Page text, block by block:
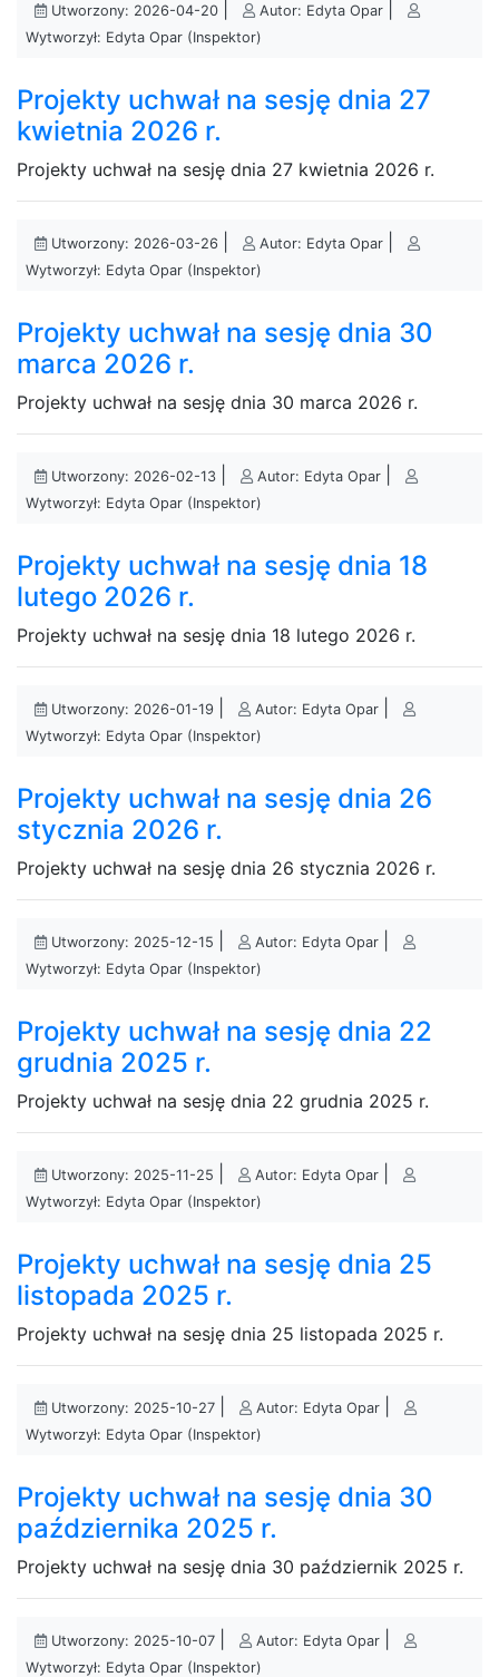
Utworzony: 2026-04-20 Autor: Edyta Opar
Wytworzył: Edyta Opar (Inspektor)
Projekty uchwał na sesję dnia 27
kwietnia 2026 r.
Projekty uchwał na sesję dnia 27 kwietnia 2026 r.
Utworzony: 2026-03-26 Autor: Edyta Opar
Wytworzył: Edyta Opar (Inspektor)
Projekty uchwał na sesję dnia 30
marca 2026 r.
Projekty uchwał na sesję dnia 30 marca 2026 r.
Utworzony: 2026-02-13 Autor: Edyta Opar
Wytworzył: Edyta Opar (Inspektor)
Projekty uchwał na sesję dnia 18
lutego 2026 r.
Projekty uchwał na sesję dnia 18 lutego 2026 r.
Utworzony: 2026-01-19 Autor: Edyta Opar
Wytworzył: Edyta Opar (Inspektor)
Projekty uchwał na sesję dnia 26
stycznia 2026 r.
Projekty uchwał na sesję dnia 26 stycznia 2026 r.
Utworzony: 2025-12-15 Autor: Edyta Opar
Wytworzył: Edyta Opar (Inspektor)
Projekty uchwał na sesję dnia 22
grudnia 2025 r.
Projekty uchwał na sesję dnia 22 grudnia 2025 r.
Utworzony: 2025-11-25 Autor: Edyta Opar
Wytworzył: Edyta Opar (Inspektor)
Projekty uchwał na sesję dnia 25
listopada 2025 r.
Projekty uchwał na sesję dnia 25 listopada 2025 r.
Utworzony: 2025-10-27 Autor: Edyta Opar
Wytworzył: Edyta Opar (Inspektor)
Projekty uchwał na sesję dnia 30
października 2025 r.
Projekty uchwał na sesję dnia 30 październik 2025 r.
Utworzony: 2025-10-07 Autor: Edyta Opar
Wytworzył: Edyta Opar (Inspektor)